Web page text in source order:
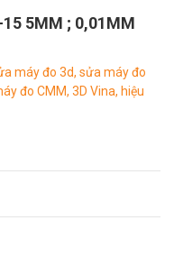
15 5MM ; 0,01MM
máy đo 3d, sửa máy đo
đo CMM, 3D Vina, hiệu